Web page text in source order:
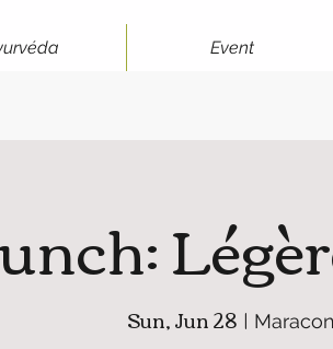
Event
Sun, Jun 28
  |
Maracon